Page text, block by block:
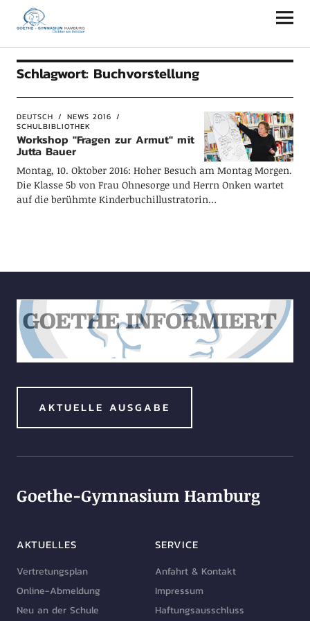
Goethe-Gymnasium Hamburg
Schlagwort: Buchvorstellung
DEUTSCH
NEWS 2016
SCHULBIBLIOTHEK
Workshop "Fragen zur Armut" mit
Jutta Bauer
Montag, 10. Oktober 2016: Hoher Besuch am Montag Morgen.
Die Klasse 5b von Frau Ohnesorge und Herrn Onken wartet
auf die berühmte Kinderbuchillustratorin…
AKTUELLE AUSGABE
Goethe-Gymnasium Hamburg
AKTUELLES
Vertretungsplan
Online-Abmeldung
Neu an der Schule
SERVICE
Anfahrt & Kontakt
Impressum
Haftungsausschluss